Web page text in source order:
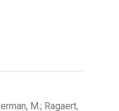
M.; Ragaert,